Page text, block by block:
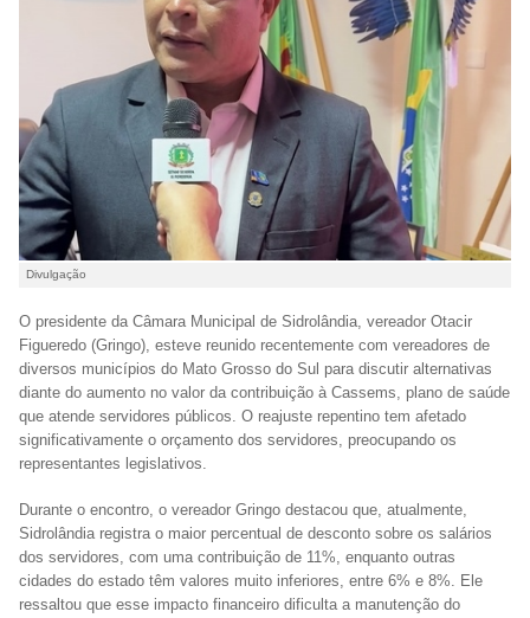
Divulgação
O presidente da Câmara Municipal de Sidrolândia, vereador Otacir
Figueredo (Gringo), esteve reunido recentemente com vereadores de
diversos municípios do Mato Grosso do Sul para discutir alternativas
diante do aumento no valor da contribuição à Cassems, plano de saúde
que atende servidores públicos. O reajuste repentino tem afetado
significativamente o orçamento dos servidores, preocupando os
representantes legislativos.
Durante o encontro, o vereador Gringo destacou que, atualmente,
Sidrolândia registra o maior percentual de desconto sobre os salários
dos servidores, com uma contribuição de 11%, enquanto outras
cidades do estado têm valores muito inferiores, entre 6% e 8%. Ele
ressaltou que esse impacto financeiro dificulta a manutenção do